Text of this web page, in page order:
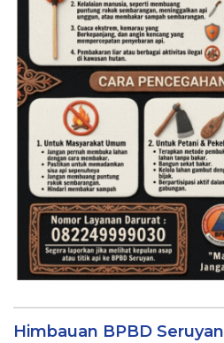
Himbauan BPBD Seruyan